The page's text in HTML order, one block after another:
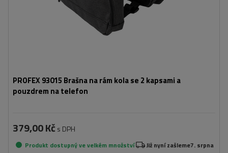
PROFEX 93015 Brašna na rám kola se 2 kapsami a
pouzdrem na telefon
379,00 Kč s DPH
Produkt dostupný ve velkém množství Již nyní zašleme7. srpna